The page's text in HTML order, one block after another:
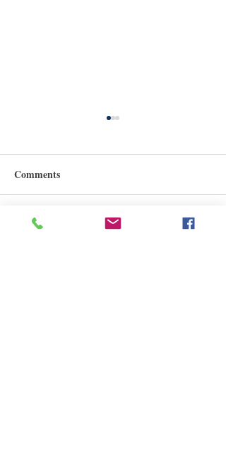
<할미의 행복일지>사랑한
Comments
Write a comment...